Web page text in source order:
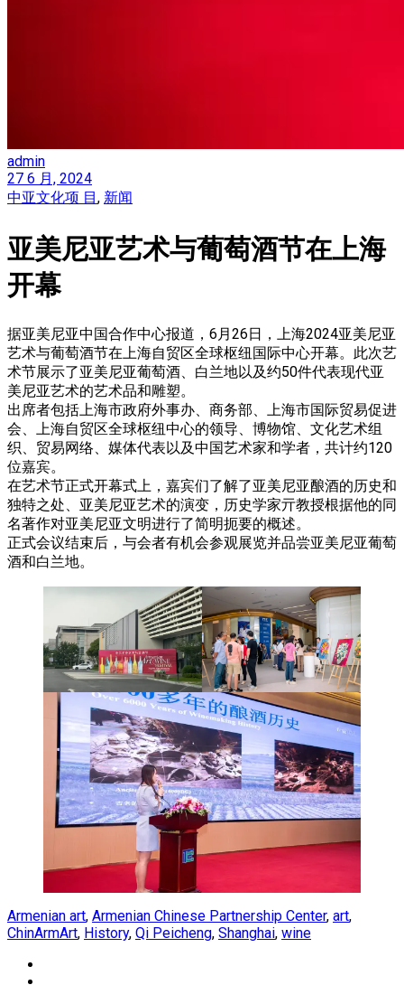
admin
27 6 月, 2024
中亚文化项 目, 新闻
亚美尼亚艺术与葡萄酒节在上海
开幕
据亚美尼亚中国合作中心报道，6月26日，上海2024亚美尼亚
艺术与葡萄酒节在上海自贸区全球枢纽国际中心开幕。此次艺
术节展示了亚美尼亚葡萄酒、白兰地以及约50件代表现代亚
美尼亚艺术的艺术品和雕塑。
出席者包括上海市政府外事办、商务部、上海市国际贸易促进
会、上海自贸区全球枢纽中心的领导、博物馆、文化艺术组
织、贸易网络、媒体代表以及中国艺术家和学者，共计约120
位嘉宾。
在艺术节正式开幕式上，嘉宾们了解了亚美尼亚酿酒的历史和
独特之处、亚美尼亚艺术的演变，历史学家亓教授根据他的同
名著作对亚美尼亚文明进行了简明扼要的概述。
正式会议结束后，与会者有机会参观展览并品尝亚美尼亚葡萄
酒和白兰地。
Armenian art, Armenian Chinese Partnership Center, art,
ChinArmArt, History, Qi Peicheng, Shanghai, wine